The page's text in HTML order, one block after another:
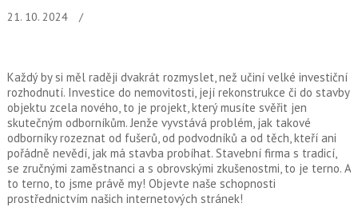
21. 10. 2024
Každý by si měl raději dvakrát rozmyslet, než učiní velké investiční
rozhodnutí. Investice do nemovitosti, její rekonstrukce či do stavby
objektu zcela nového, to je projekt, který musíte svěřit jen
skutečným odborníkům. Jenže vyvstává problém, jak takové
odborníky rozeznat od fušerů, od podvodníků a od těch, kteří ani
pořádně nevědí, jak má stavba probíhat. Stavební firma s tradicí,
se zručnými zaměstnanci a s obrovskými zkušenostmi, to je terno. A
to terno, to jsme právě my! Objevte naše schopnosti
prostřednictvím našich internetových stránek!